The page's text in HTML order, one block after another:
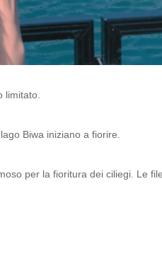
limitato.
Biwa iniziano a fiorire.
per la fioritura dei ciliegi. Le